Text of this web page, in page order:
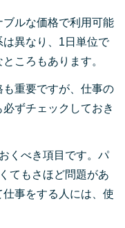
ルな価格で利用可能
異なり、1日単位で
ころもあります。
重要ですが、仕事の
ずチェックしておき
くべき項目です。パ
てもさほど問題があ
事をする人には、使